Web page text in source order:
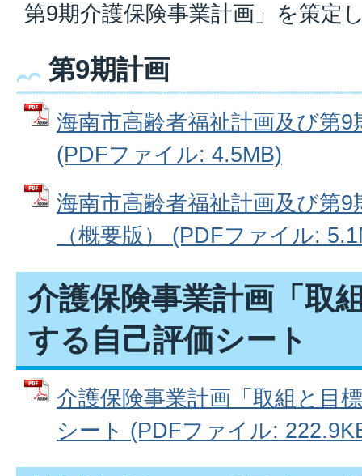
第9期介護保険事業計画」を策定
第9期計画
海南市高齢者福祉計画及び第9
(PDFファイル: 4.5MB)
海南市高齢者福祉計画及び第9
（概要版） (PDFファイル:
介護保険事業計画「取
する自己評価シート
介護保険事業計画「取組と目
シート (PDFファイル: